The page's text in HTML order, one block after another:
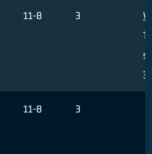
11-8 3
3
11-8 3